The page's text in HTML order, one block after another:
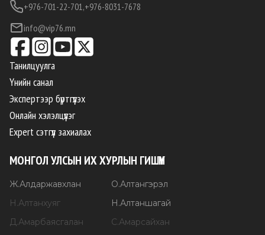
+976-701-22-701,+976-8031-7678
info@vip76.mn
Танилцуулга
Үнийн санал
Экспертээр бүртгүүлэх
Онлайн хэлэлцүүлэг
Expert сэтгүүл захиалах
МОНГОЛ УЛСЫН ИХ ХУРЛЫН ГИШҮҮН
Ж.Алдаржавхлан О.Алтангэрэл
Н.Алтанхуяг Н.Алтаншагай
Д.Амарбаясгалан С.Амарсайхан